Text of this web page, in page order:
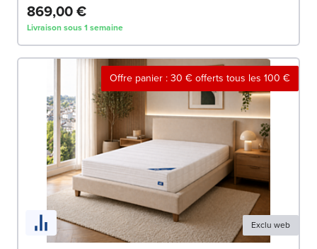
869,00 €
Livraison sous 1 semaine
Offre panier : 30 € offerts tous les 100 €
Exclu web